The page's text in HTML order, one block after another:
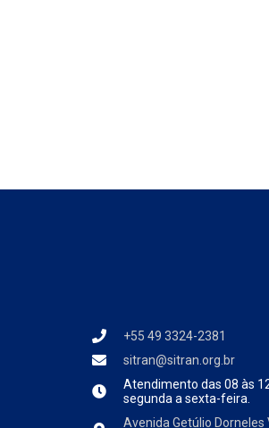
+55 49 3324-2381
sitran@sitran.org.br
Atendimento das 08 às
segunda a sexta-feira.
Avenida Getúlio Dorneles